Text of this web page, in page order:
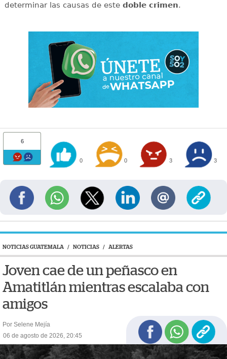
determinar las causas de este doble crimen.
6
0 0 3 3
NOTICIAS GUATEMALA / NOTICIAS / ALERTAS
Joven cae de un peñasco en
Amatitlán mientras escalaba con
amigos
Por Selene Mejía
06 de agosto de 2026, 20:45